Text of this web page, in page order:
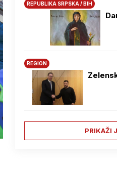
REPUBLIKA SRPSKA / BIH
REGION
PRIKAŽI